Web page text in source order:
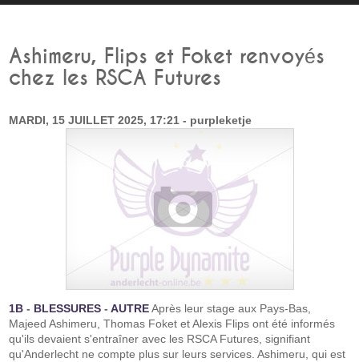
Ashimeru, Flips et Foket renvoyés
chez les RSCA Futures
MARDI, 15 JUILLET 2025, 17:21 - purpleketje
1B - BLESSURES -AUTREAprès leur stage aux Pays-Bas,
Majeed Ashimeru, Thomas Foket et Alexis Flips ont été informés
qu'ils devaient s'entraîner avec les RSCA Futures, signifiant
qu'Anderlecht ne compte plus sur leurs services. Ashimeru, qui est